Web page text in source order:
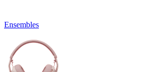
Ensembles